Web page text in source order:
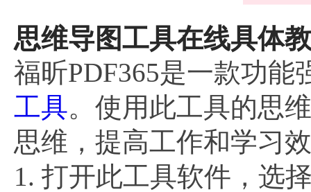
思维导图工具在线具体
福昕PDF365是一款功能
工具。使用此工具的思
思维，提高工作和学习
1. 打开此工具软件，选